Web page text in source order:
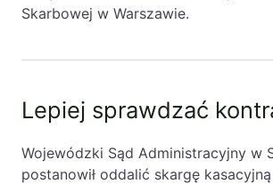
Skarbowej w Warszawie.
Lepiej sprawdzać
Wojewódzki Sąd Administracyjny w
postanowił oddalić skargę